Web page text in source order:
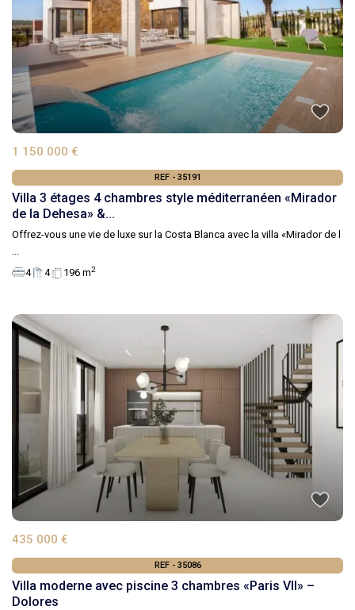
1 150 000 €
REF - 35191
Villa 3 étages 4 chambres style méditerranéen «Mirador
de la Dehesa» &...
Offrez-vous une vie de luxe sur la Costa Blanca avec la villa «Mirador de l
4
4 196 m2
435 000 €
REF - 35086
Villa moderne avec piscine 3 chambres «Paris VII» –
Dolores